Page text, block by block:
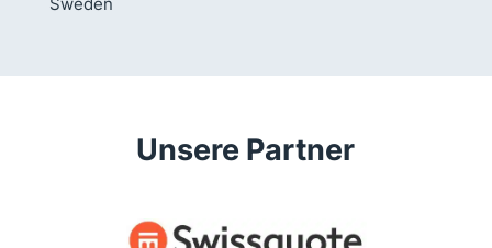
Sweden
Unsere Partner